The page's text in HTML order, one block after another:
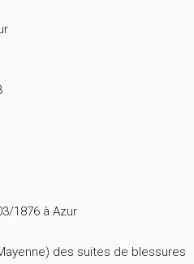
1876 à Azur
des suites de blessures